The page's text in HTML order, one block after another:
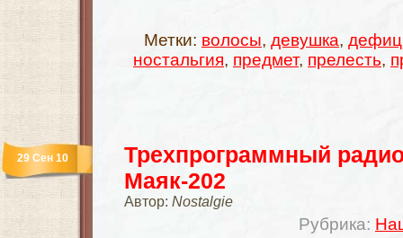
Метки: волосы, девушка,
ностальгия, предмет, прелесть,
Трехпрограммный
Маяк-202
Автор: Nostalgie
Рубрика:
29 Сен 10